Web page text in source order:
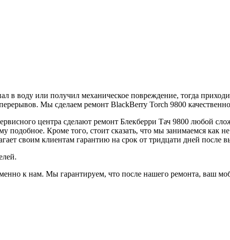
воду или получил механическое повреждение, тогда
Мы сделаем ремонт BlackBerry Torch 9800
центра сделают ремонт Блекберри Тач 9800 любой
подобное. Кроме того, стоит сказать, что мы занимаемся
своим клиентам гарантию на срок от тридцати дней после
к нам. Мы гарантируем, что после нашего ремонта, ваш